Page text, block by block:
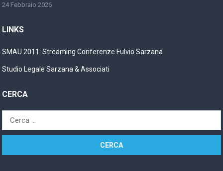
24 Febbraio 2026
LINKS
SMAU 2011: Streaming Conferenze Fulvio Sarzana
Studio Legale Sarzana & Associati
CERCA
Ricerca
per: